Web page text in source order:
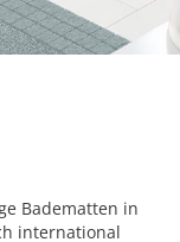
Badematten in
international